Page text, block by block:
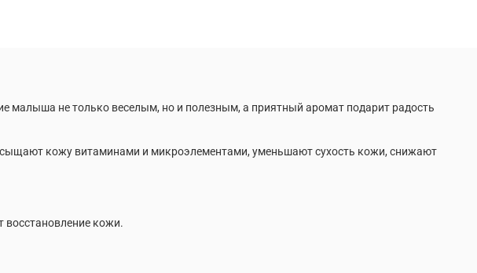
малыша не только веселым, но и полезным, а приятный аромат подарит радость
кожу витаминами и микроэлементами, уменьшают сухость кожи, снижают
восстановление кожи.